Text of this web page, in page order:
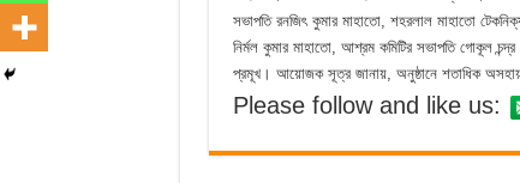
সভাপতি রনজিৎ কুমার মাহাতো, শহরলাল মাহাতো
নির্মল কুমার মাহাতো, আশ্রম কমিটির সভাপতি গোকূল
প্রমূখ। আয়োজক সূত্র জানায়, অনুষ্ঠানে শতাধিক অসহায়
Please follow and like us: